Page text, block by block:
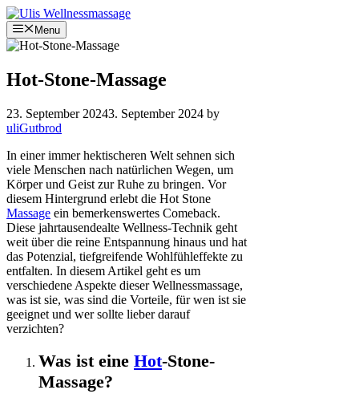
Skip
to
content
Menu
Hot-Stone-Massage
23. September 20243. September 2024 by
uliGutbrod
In einer immer hektischeren Welt sehnen sich
viele Menschen nach natürlichen Wegen, um
Körper und Geist zur Ruhe zu bringen. Vor
diesem Hintergrund erlebt die Hot Stone
Massage ein bemerkenswertes Comeback.
Diese jahrtausendealte Wellness-Technik geht
weit über die reine Entspannung hinaus und hat
das Potenzial, tiefgreifende Wohlfühleffekte zu
entfalten. In diesem Artikel geht es um
verschiedene Aspekte dieser Wellnessmassage,
was ist sie, was sind die Vorteile, für wen ist sie
geeignet und wer sollte lieber darauf
verzichten?
Was ist eine Hot-Stone-
Massage?